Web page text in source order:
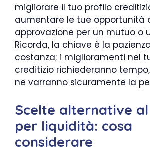
migliorare il tuo profilo
aumentare le tue opportunità
approvazione per un mutuo o
Ricorda, la chiave è la
costanza; i miglioramenti nel
creditizio richiederanno
ne varranno sicuramente la
Scelte alternative
per liquidità: cosa
considerare